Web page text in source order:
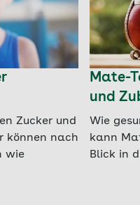
Zucker und
können nach
wie
Mate-
und
Wie
kann
Blick in